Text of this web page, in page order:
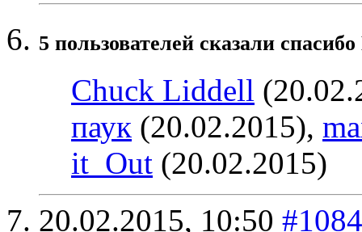
5 пользователей сказали
Chuck Liddell
паук (20.02.2015),
it_Out (20.02.2015)
20.02.2015, 10:50 #1084